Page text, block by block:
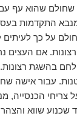
שחולם שהוא עף
התקדמות
על כך לעיתים
אם העצים
בהשגת
עבור אישה
צריחי הכנסייה,
שכנוע שווא